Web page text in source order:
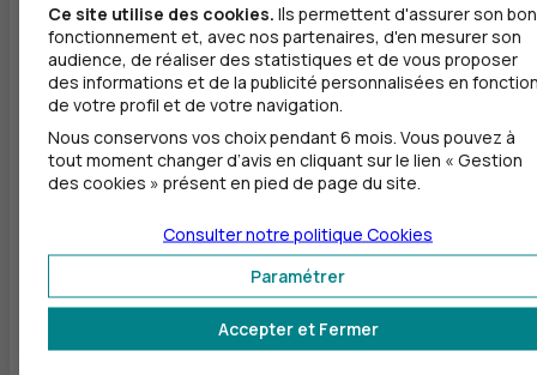
Autres agences les plus proches
CIC PARIS GOBELINS
à 598 m
9 AVENUE DES GOBELINS
75005 PARIS
Fermé, ouvre vendredi à 9h00
CIC PARIS TOLBIAC
à1,1 km
Ce site utilise des cookies. Ils permettent d'assurer son bon
fonctionnement et, avec nos partenaires, d'en mesurer son
audience, de réaliser des statistiques et de vous proposer
des informations et de la publicité personnalisées en
de votre profil et de votre navigation.
Nous conservons vos choix pendant 6 mois. Vous pouvez à
tout moment changer d’avis en cliquant sur le lien « Gestion
des cookies » présent en pied de page du site.
Accepter et Fermer
Paramétrer
Consulter notre politique Cookies